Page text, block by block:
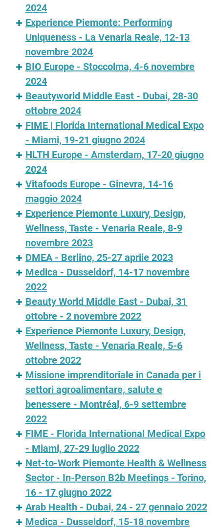
2024
Experience Piemonte: Performing
Uniqueness - La Venaria Reale, 12-13
novembre 2024
BIO Europe - Stoccolma, 4-6 novembre
2024
Beautyworld Middle East - Dubai, 28-30
ottobre 2024
FIME | Florida International Medical Expo
- Miami, 19-21 giugno 2024
HLTH Europe - Amsterdam, 17-20 giugno
2024
Vitafoods Europe - Ginevra, 14-16
maggio 2024
Experience Piemonte Luxury, Design,
Wellness, Taste - Venaria Reale, 8-9
novembre 2023
DMEA - Berlino, 25-27 aprile 2023
Medica - Dusseldorf, 14-17 novembre
2022
Beauty World Middle East - Dubai, 31
ottobre - 2 novembre 2022
Experience Piemonte Luxury, Design,
Wellness, Taste - Venaria Reale, 5-6
ottobre 2022
Missione imprenditoriale in Canada per i
settori agroalimentare, salute e
benessere - Montréal, 6-9 settembre
2022
FIME - Florida International Medical Expo
- Miami, 27-29 luglio 2022
Net-to-Work Piemonte Health & Wellness
Sector - In-Person B2b Meetings - Torino,
16 - 17 giugno 2022
Arab Health - Dubai, 24 - 27 gennaio 2022
Medica - Dusseldorf, 15-18 novembre